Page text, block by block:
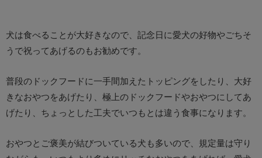
犬は食べることが大好きなので、記念日に愛犬の好物やごちそ
うで祝ってあげるのもお勧めです。
普段のドックフードに一手間加えたトッピングをしたり、大好
きなおやつをあげたり、極上のドックフードやおやつにしてあ
げたり、ちょっとした工夫でいつもとは違う食事になります。
おやつとご褒美が結びついている犬も多いので、規定量は守り